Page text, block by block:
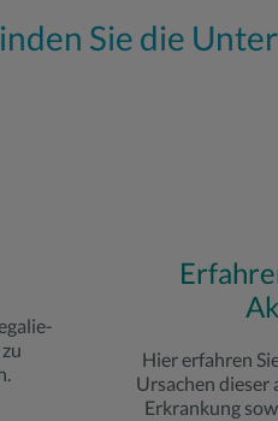
Sie die
Hier erfahren
Ursachen
Erkrankung